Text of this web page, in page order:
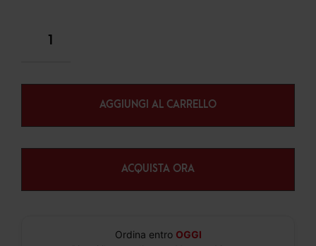
AGGIUNGI AL CARRELLO
ACQUISTA ORA
Ordina entro OGGI